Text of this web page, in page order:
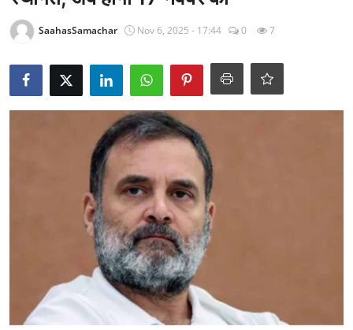
Epaper
SaahasSamachar Nov 6, 2025 - 17:44 0 7